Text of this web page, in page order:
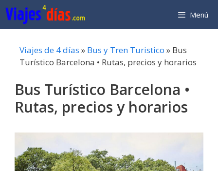
Saltar
al
contenido
Menú
Viajes de 4 días » Bus y Tren Turistico » Bus
Turístico Barcelona • Rutas, precios y horarios
Bus Turístico Barcelona •
Rutas, precios y horarios